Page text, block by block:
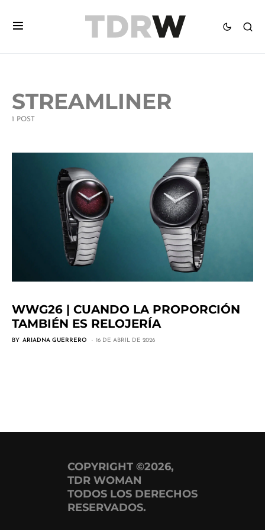
STREAMLINER
1 POST
WWG26 | CUANDO LA PROPORCIÓN
TAMBIÉN ES RELOJERÍA
BY ARIADNA GUERRERO 16 DE ABRIL DE 2026
COPYRIGHT ©2026,
TDR WOMAN
TODOS LOS DERECHOS
RESERVADOS.